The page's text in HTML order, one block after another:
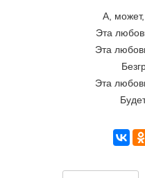
А,
Эта
Эта
Эта